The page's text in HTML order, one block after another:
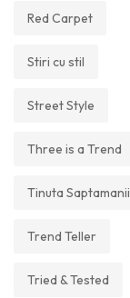
Red Carpet
Stiri cu stil
Street Style
Three is a Trend
Tinuta Saptamanii
Trend Teller
Tried & Tested